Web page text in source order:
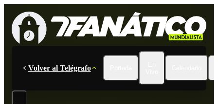
Volver al Telégrafo